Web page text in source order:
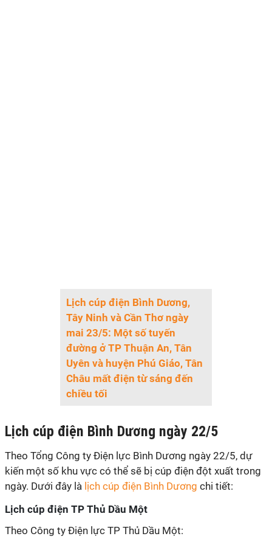
Lịch cúp điện Bình Dương,
Tây Ninh và Cần Thơ ngày
mai 23/5: Một số tuyến
đường ở TP Thuận An, Tân
Uyên và huyện Phú Giáo, Tân
Châu mất điện từ sáng đến
chiều tối
Lịch cúp điện Bình Dương ngày 22/5
Theo Tổng Công ty Điện lực Bình Dương ngày 22/5, dự
kiến một số khu vực có thể sẽ bị cúp điện đột xuất trong
ngày. Dưới đây là lịch cúp điện Bình Dương chi tiết:
Lịch cúp điện TP Thủ Dầu Một
Theo Công ty Điện lực TP Thủ Dầu Một: